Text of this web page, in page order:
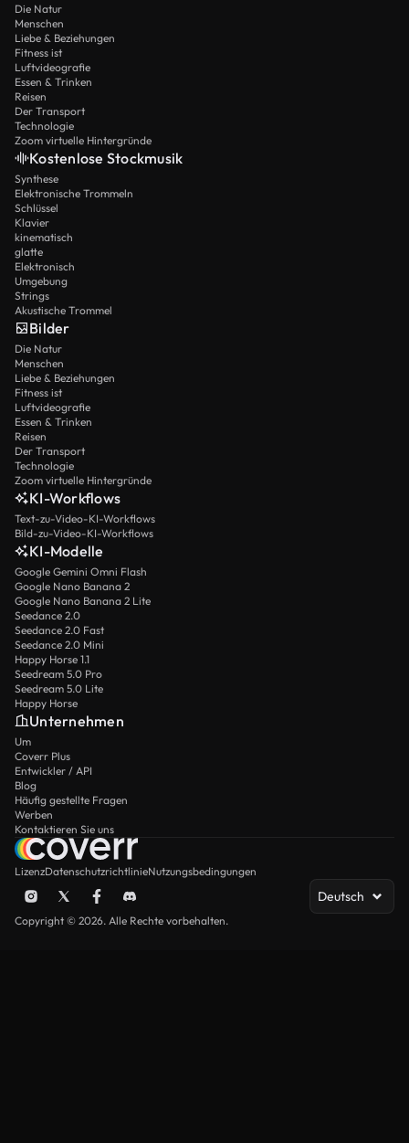
Die Natur
Menschen
Liebe & Beziehungen
Fitness ist
Luftvideografie
Essen & Trinken
Reisen
Der Transport
Technologie
Zoom virtuelle Hintergründe
Kostenlose Stockmusik
Synthese
Elektronische Trommeln
Schlüssel
Klavier
kinematisch
glatte
Elektronisch
Umgebung
Strings
Akustische Trommel
Bilder
Die Natur
Menschen
Liebe & Beziehungen
Fitness ist
Luftvideografie
Essen & Trinken
Reisen
Der Transport
Technologie
Zoom virtuelle Hintergründe
KI-Workflows
Text-zu-Video-KI-Workflows
Bild-zu-Video-KI-Workflows
KI-Modelle
Google Gemini Omni Flash
Google Nano Banana 2
Google Nano Banana 2 Lite
Seedance 2.0
Seedance 2.0 Fast
Seedance 2.0 Mini
Happy Horse 1.1
Seedream 5.0 Pro
Seedream 5.0 Lite
Happy Horse
Unternehmen
Um
Coverr Plus
Entwickler / API
Blog
Häufig gestellte Fragen
Werben
Kontaktieren Sie uns
LizenzDatenschutzrichtlinieNutzungsbedingungen
Deutsch
Copyright © 2026. Alle Rechte vorbehalten.